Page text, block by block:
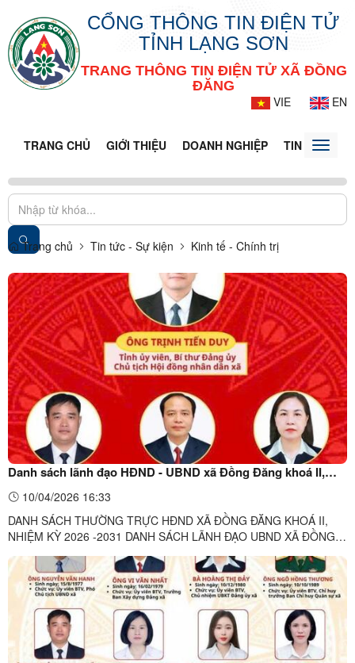
CỔNG THÔNG TIN ĐIỆN TỬ
TỈNH LẠNG SƠN
TRANG THÔNG TIN ĐIỆN TỬ XÃ ĐỒNG
ĐĂNG
VIE
EN
TRANG CHỦ GIỚI THIỆU DOANH NGHIỆP TIN TỨC -
Toggle
Trang chủ Tin tức - Sự kiện Kinh tế - Chính trị
Danh sách lãnh đạo HĐND - UBND xã Đồng Đăng khoá II,
nhiệm kỳ 2026 -2031
10/04/2026 16:33
DANH SÁCH THƯỜNG TRỰC HĐND XÃ ĐỒNG ĐĂNG KHOÁ II,
NHIỆM KỲ 2026 -2031 DANH SÁCH LÃNH ĐẠO UBND XÃ ĐỒNG
ĐĂNG KHOÁ II, NHIỆM KỲ 2026 -2031